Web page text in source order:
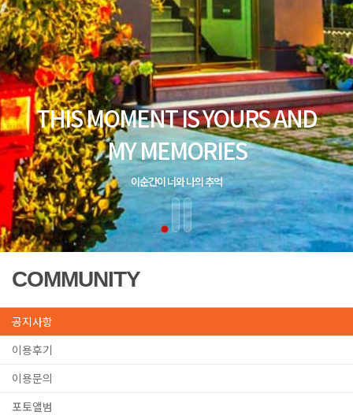
COMMUNITY
공지사항
이용후기
이용문의
포토앨범